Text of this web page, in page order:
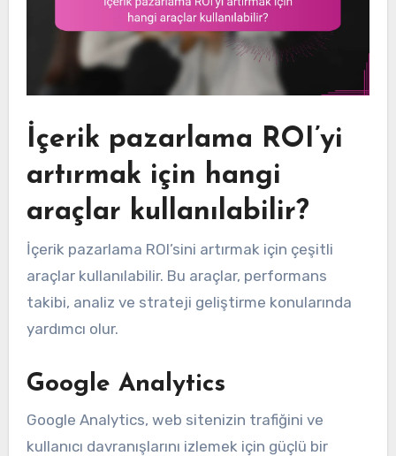
İçerik pazarlama ROI’yi
artırmak için hangi
araçlar kullanılabilir?
İçerik pazarlama ROI’sini artırmak için çeşitli
araçlar kullanılabilir. Bu araçlar, performans
takibi, analiz ve strateji geliştirme konularında
yardımcı olur.
Google Analytics
Google Analytics, web sitenizin trafiğini ve
kullanıcı davranışlarını izlemek için güçlü bir